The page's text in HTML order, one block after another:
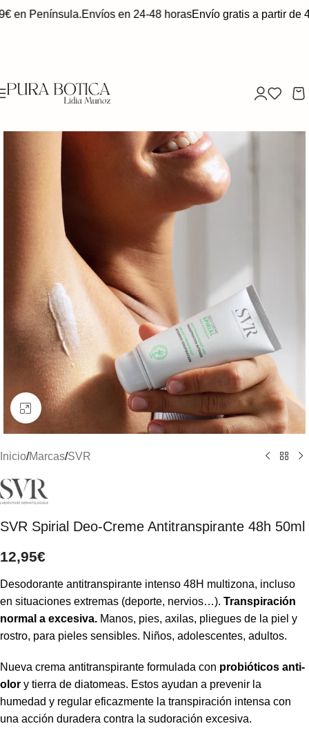
en Península.Envíos en 24-48 horasEnvío gratis a partir de
Clic para ampliar
Inicio/Marcas/SVR
SVR Spirial Deo-Creme Antitranspirante 48h 50ml
12,95€
Desodorante antitranspirante intenso 48H multizona, incluso
en situaciones extremas (deporte, nervios…). Transpiración
normal a excesiva. Manos, pies, axilas, pliegues de la piel y
rostro, para pieles sensibles. Niños, adolescentes, adultos.
Nueva crema antitranspirante formulada con probióticos anti-
olor y tierra de diatomeas. Estos ayudan a prevenir la
humedad y regular eficazmente la transpiración intensa con
una acción duradera contra la sudoración excesiva.